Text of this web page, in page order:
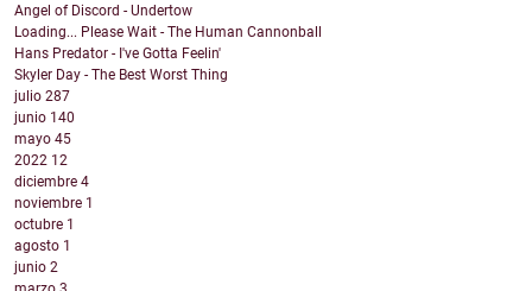
Angel of Discord - Undertow
Loading... Please Wait - The Human Cannonball
Hans Predator - I've Gotta Feelin'
Skyler Day - The Best Worst Thing
julio 287
junio 140
mayo 45
2022 12
diciembre 4
noviembre 1
octubre 1
agosto 1
junio 2